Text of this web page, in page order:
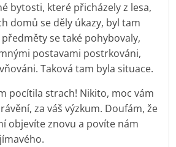
bytosti, které přicházely z lesa,
domů se děly úkazy, byl tam
se také pohybovaly,
postavami postrkováni,
Taková tam byla situace.
pocítila strach! Nikito, moc vám
za váš výzkum. Doufám, že
objevíte znovu a povíte nám